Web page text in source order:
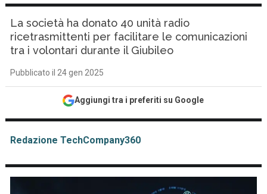
La società ha donato 40 unità radio
ricetrasmittenti per facilitare le comunicazioni
tra i volontari durante il Giubileo
Pubblicato il 24 gen 2025
Aggiungi tra i preferiti su Google
Redazione TechCompany360